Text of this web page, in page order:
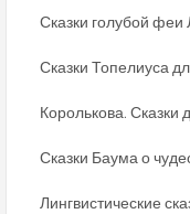
Сказки голубой феи
Сказки Топелиуса
Королькова. Сказки
Сказки Баума о
Лингвистические